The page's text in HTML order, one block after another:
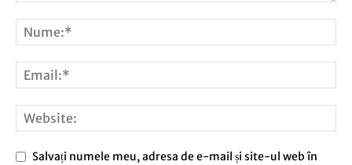
Salvați numele meu, adresa de e-mail și site-ul web în